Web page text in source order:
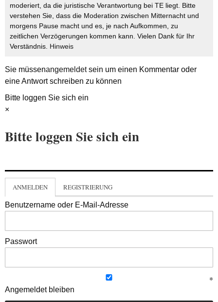
moderiert, da die juristische Verantwortung bei TE liegt. Bitte
verstehen Sie, dass die Moderation zwischen Mitternacht und
morgens Pause macht und es, je nach Aufkommen, zu
zeitlichen Verzögerungen kommen kann. Vielen Dank für Ihr
Verständnis. Hinweis
Sie müssenangemeldetsein um einen Kommentar oder
eine Antwort schreiben zu können
Bitte loggen Sie sich ein
×
Bitte loggen Sie sich ein
ANMELDEN REGISTRIERUNG
Benutzername oder E-Mail-Adresse
Passwort
Angemeldet bleiben